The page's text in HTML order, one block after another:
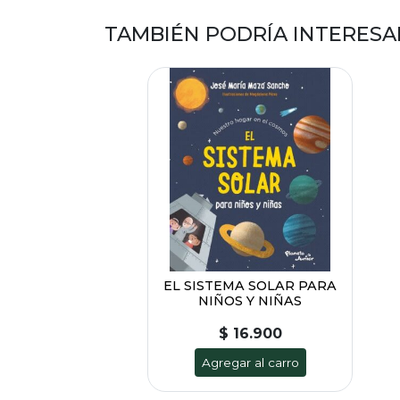
TAMBIÉN PODRÍA
EL SISTEMA SOLAR PARA
NIÑOS Y NIÑAS
$ 16.900
Agregar al carro